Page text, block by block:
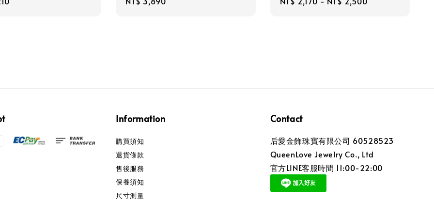
Information
購買須知
退貨條款
售後服務
保養須知
尺寸測量
Contact
后愛金飾珠寶有限公司 60528523
QueenLove Jewelry Co., Ltd
官方LINE客服時間 11:00-22:00